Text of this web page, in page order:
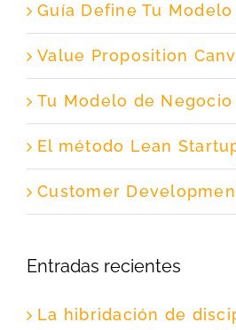
Guía Define Tu
Value Proposition
Tu Modelo de Negocio
El método Lean
Customer
Entradas recientes
La hibridación de